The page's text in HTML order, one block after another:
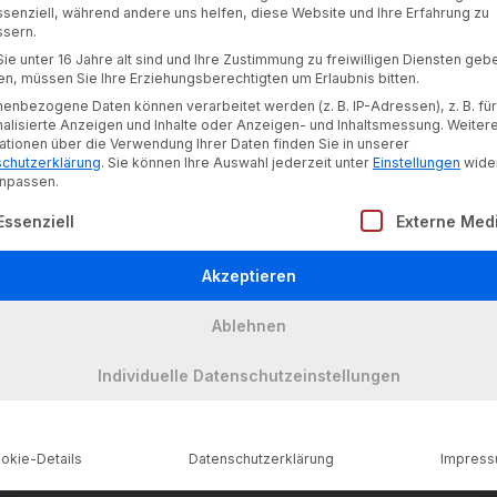
(Merkblätter, Formulare etc.) zur
während andere uns helfen, diese Website und Ihre Erfahrung zu
unter 16 Jahre alt sind und Ihre Zustimmung zu freiwilligen Diensten
müssen Sie Ihre Erziehungsberechtigten um Erlaubnis bitten.
Daten können verarbeitet werden (z. B. IP-Adressen), z. B. für
Anzeigen und Inhalte oder Anzeigen- und Inhaltsmessung. Weitere
über die Verwendung Ihrer Daten finden Sie in unserer
. Sie können Ihre Auswahl jederzeit unter Einstellungen
eine Liste der Service-Gruppen, für die eineExterne
Akzeptieren
Ablehnen
Individuelle Datenschutzeinstellungen
Details Datenschutzerklärung